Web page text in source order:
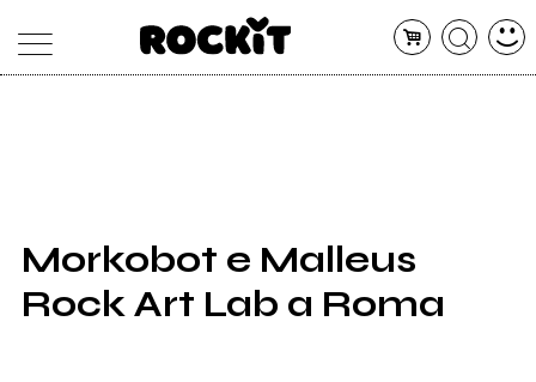
SHOP
RADIO
Morkobot e Malleus
Rock Art Lab a Roma